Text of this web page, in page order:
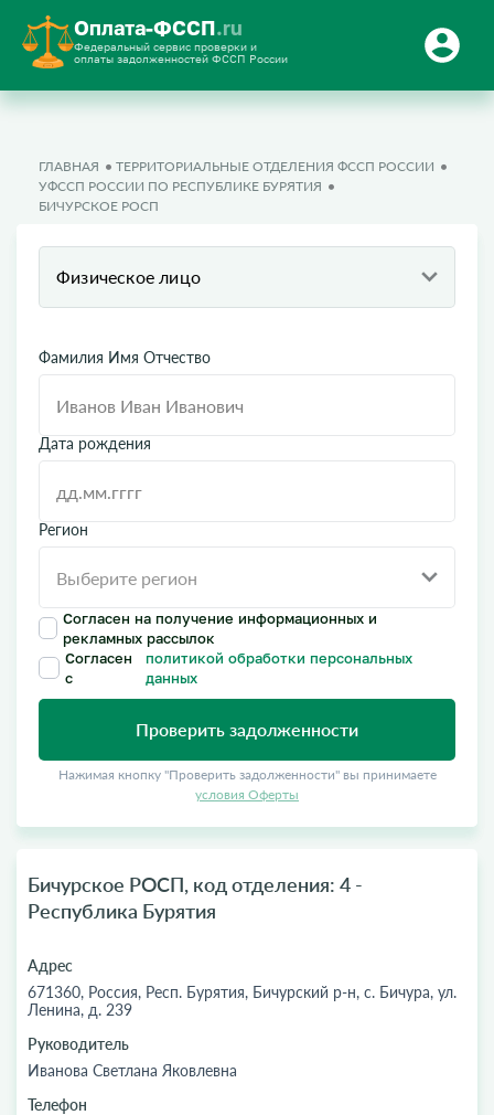
Оплата-ФССП.ru
Федеральный сервис проверки и
оплаты задолженностей ФССП России
ГЛАВНАЯ
ТЕРРИТОРИАЛЬНЫЕ ОТДЕЛЕНИЯ ФССП РОССИИ
УФССП РОССИИ ПО РЕСПУБЛИКЕ БУРЯТИЯ
БИЧУРСКОЕ РОСП
Физическое лицо
Фамилия Имя Отчество
Дата рождения
Регион
Согласен на получение информационных и
рекламных рассылок
Согласен
с
политикой обработки персональных
данных
Проверить задолженности
Нажимая кнопку "Проверить задолженности" вы принимаете
условия Оферты
Бичурское РОСП, код отделения: 4 -
Республика Бурятия
Адрес
671360, Россия, Респ. Бурятия, Бичурский р-н, с. Бичура, ул.
Ленина, д. 239
Руководитель
Иванова Светлана Яковлевна
Телефон